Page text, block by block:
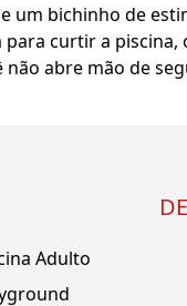
um bichinho de
curtir a piscina,
abre mão de
Adulto